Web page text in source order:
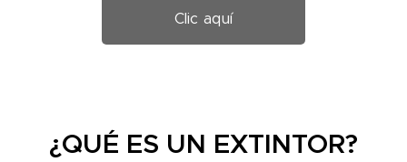
Clic aquí
¿QUÉ ES UN EXTINTOR?